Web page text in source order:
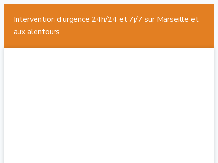
Intervention d’urgence 24h/24 et 7j/7 sur Marseille et
aux alentours